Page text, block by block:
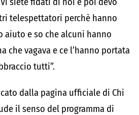
telespettatori perchè hanno
aiuto e so che alcuni hanno
che vagava e ce l’hanno portata
tutti”.
dalla pagina ufficiale di Chi
il senso del programma di